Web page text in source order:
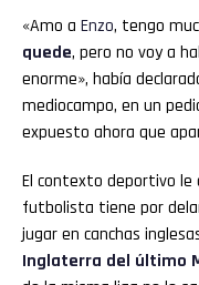
«Amo a Enzo, tengo
quede, pero no voy a
enorme», había
mediocampo, en un
expuesto ahora que
El contexto deportivo le
futbolista tiene por
jugar en canchas
Inglaterra del último